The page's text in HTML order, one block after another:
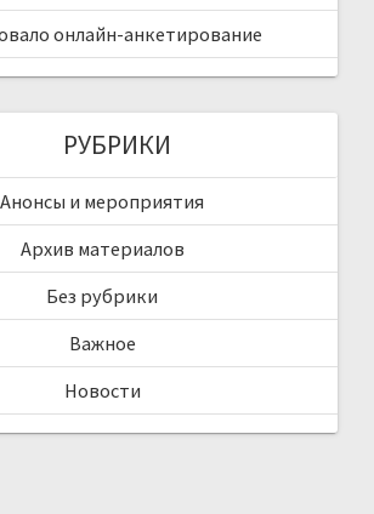
онлайн-анкетирование
РУБРИКИ
Анонсы и мероприятия
Архив материалов
Без рубрики
Важное
Новости